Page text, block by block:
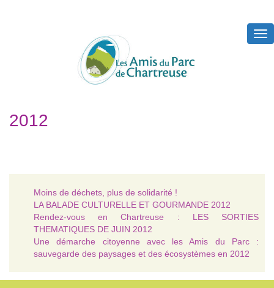
2012
Moins de déchets, plus de solidarité !
LA BALADE CULTURELLE ET GOURMANDE 2012
Rendez-vous en Chartreuse : LES SORTIES
THEMATIQUES DE JUIN 2012
Une démarche citoyenne avec les Amis du Parc :
sauvegarde des paysages et des écosystèmes en 2012